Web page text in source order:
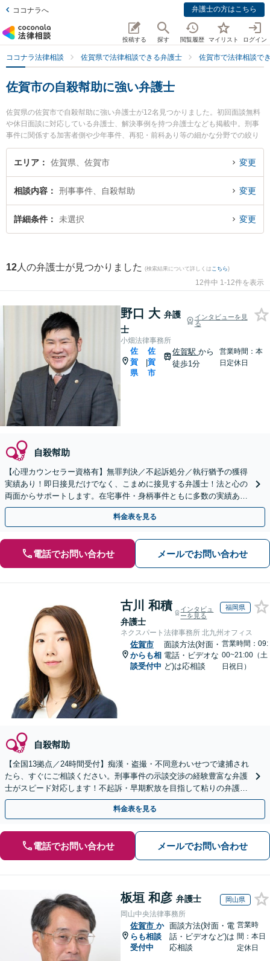
ココナラへ 弁護士の方はこちら
投稿する 探す 閲覧履歴 マイリスト ログイン
ココナラ法律相談 佐賀県で法律相談できる弁護士 佐賀市で法律相談で
佐賀市の自殺幇助に強い弁護士
佐賀県の佐賀市で自殺幇助に強い弁護士が12名見つかりました。初回面談無料
や休日面談に対応している弁護士、解決事例を持つ弁護士なども掲載中。刑事
事件に関係する加害者側や少年事件、再犯・前科あり等の細かな分野での絞り
込み検索もでき便利です。特に小畑法律事務所の野口 大弁護士やありあけ法律
事務所の富永 洋一弁護士、鬼塚・吉村法律事務所の小野 紗矢香弁護士のプロフ
ィール情報や弁護士費用、強みなどが注目されています。『佐賀市で土日や夜
のトラブル解決の実績豊富な近くの弁護士を検索したい』『初回相談無料で自
殺幇助を法律相談できる佐賀市内の弁護士に相談予約したい』などでお困りの
相談者さんにおすすめです。
エリア 佐賀県、佐賀市 変更
相談内容 刑事事件、自殺幇助 変更
詳細条件 未選択 変更
12 人の弁護士が見つかりました (検索結果について詳しくは こちら)
12件中 1-12件を表示
野口 大 弁護
士
インタビューを見
る
小畑法律事務所
佐
賀
県
|
佐
賀
市
佐賀駅から
徒歩1分
営業時間：本
日定休日
自殺幇助
【心理カウンセラー資格有】無罪判決／不起訴処分／執行猶予の獲得
実績あり！即日接見だけでなく、こまめに接見する弁護士！法と心の
両面からサポートします。在宅事件・身柄事件ともに多数の実績あり
【初回相談無料】【佐賀駅1分】
料金表を見る
電話でお問い合わせ メールでお問い合わせ
古川 和積
弁護士
インタビュ
ーを見る
福岡県
ネクスパート法律事務所 北九州オフィス
佐賀市
からも相
談受付中
面談方法(対面・
電話・ビデオな
ど)は応相談
営業時間：09:
00~21:00（土
日祝日）
自殺幇助
【全国13拠点／24時間受付】痴漢・盗撮・不同意わいせつで逮捕され
たら、すぐにご相談ください。刑事事件の示談交渉の経験豊富な弁護
士がスピード対応します！不起訴・早期釈放を目指して粘りの弁護活
動を行います。
料金表を見る
電話でお問い合わせ メールでお問い合わせ
板垣 和彦 弁護士 岡山県
岡山中央法律事務所
佐賀市 か
らも相談
受付中
面談方法(対面・電
話・ビデオなど)は
応相談
営業時
間：本日
定休日